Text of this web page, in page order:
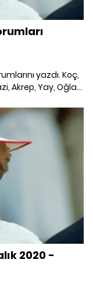
yazdı. Koç,
Akrep, Yay, Oğlak,
burç uyumu,
burçların dikkat
2020 -